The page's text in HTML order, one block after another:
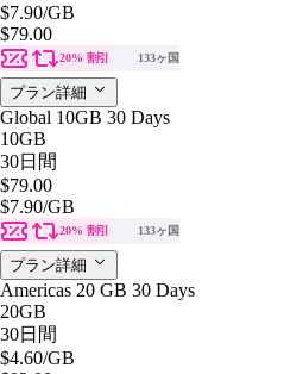
$7.90/GB
$79.00
20% 割引 133ヶ国
プラン詳細
Global 10GB 30 Days
10GB
30日間
$79.00
$7.90/GB
20% 割引 133ヶ国
プラン詳細
Americas 20 GB 30 Days
20GB
30日間
$4.60/GB